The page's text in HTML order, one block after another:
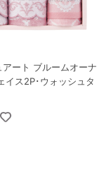
アート ブルームオーナ
イス2P･ウォッシュタ